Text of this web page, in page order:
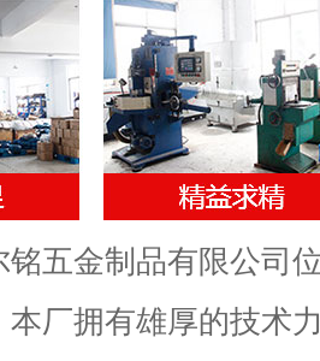
金制品有限公司位
本厂拥有雄厚的技术